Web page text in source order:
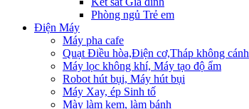
Phòng ngủ Trẻ em
Điện Máy
Máy pha cafe
Quạt Điều hòa,Điện cơ,Tháp không cánh
Máy lọc không khí, Máy tạo độ ẩm
Robot hút bụi, Máy hút bụi
Máy Xay, ép Sinh tố
Mày làm kem, làm bánh